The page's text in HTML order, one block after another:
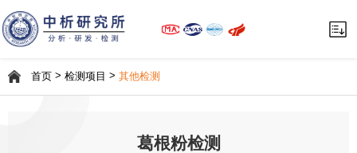
首页> 检测项目 > 其他检测
葛根粉检测